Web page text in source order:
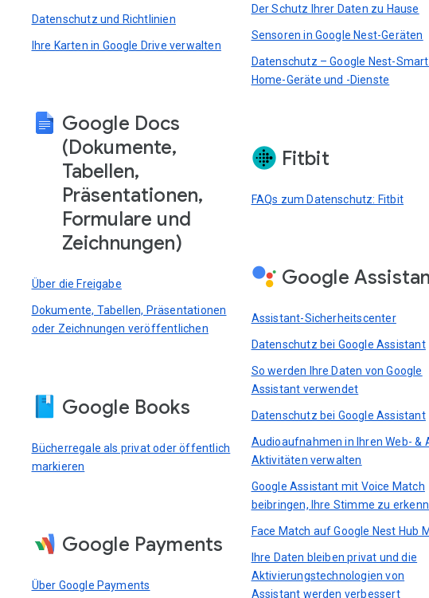
Datenschutz und Richtlinien
Ihre Karten in Google Drive verwalten
Google Docs
(Dokumente,
Tabellen,
Präsentationen,
Formulare und
Zeichnungen)
Über die Freigabe
Dokumente, Tabellen, Präsentationen
oder Zeichnungen veröffentlichen
Google Books
Bücherregale als privat oder öffentlich
markieren
Google Payments
Über Google Payments
Der Schutz Ihrer Daten zu Hause
Sensoren in Google Nest-Geräten
Datenschutz – Google Nest-
Home-Geräte und -Dienste
Fitbit
FAQs zum Datenschutz: Fitbit
Google
Assistant-Sicherheitscenter
Datenschutz bei Google Assistant
So werden Ihre Daten von Google
Assistant verwendet
Datenschutz bei Google Assistant
Audioaufnahmen in Ihren Web- &
Aktivitäten verwalten
Google Assistant mit Voice Match
beibringen, Ihre Stimme zu
Face Match auf Google Nest Hub
Ihre Daten bleiben privat und die
Aktivierungstechnologien von
Assistant werden verbessert